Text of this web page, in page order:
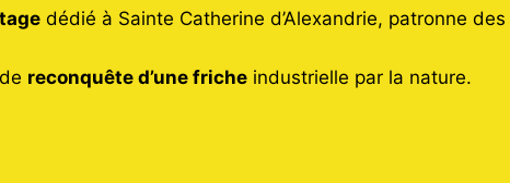
dédié à Sainte Catherine d’Alexandrie, patronne des
reconquête d’une friche industrielle par la nature.